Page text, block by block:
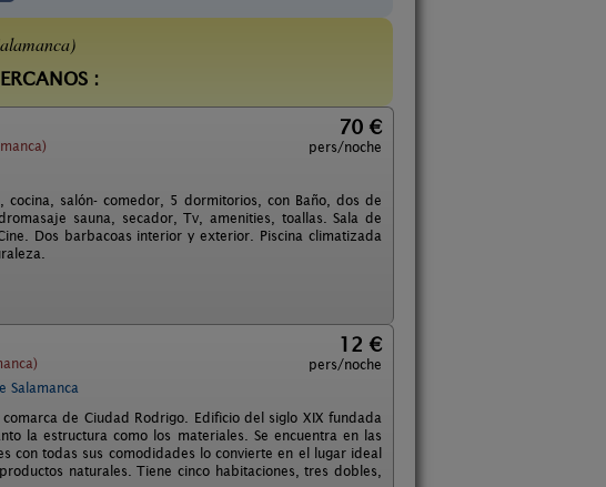
:
70 €
pers/noche
cocina, salón- comedor, 5 dormitorios, con Baño, dos de
sauna, secador, Tv, amenities, toallas. Sala de
Dos barbacoas interior y exterior. Piscina climatizada
12 €
pers/noche
Salamanca
de Ciudad Rodrigo. Edificio del siglo XIX fundada
la estructura como los materiales. Se encuentra en las
con todas sus comodidades lo convierte en el lugar ideal
naturales. Tiene cinco habitaciones, tres dobles,